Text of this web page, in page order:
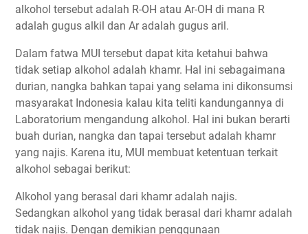
alkohol tersebut adalah R-OH atau Ar-OH di mana R
adalah gugus alkil dan Ar adalah gugus aril.
Dalam fatwa MUI tersebut dapat kita ketahui bahwa
tidak setiap alkohol adalah khamr. Hal ini sebagaimana
durian, nangka bahkan tapai yang selama ini dikonsumsi
masyarakat Indonesia kalau kita teliti kandungannya di
Laboratorium mengandung alkohol. Hal ini bukan berarti
buah durian, nangka dan tapai tersebut adalah khamr
yang najis. Karena itu, MUI membuat ketentuan terkait
alkohol sebagai berikut:
Alkohol yang berasal dari khamr adalah najis.
Sedangkan alkohol yang tidak berasal dari khamr adalah
tidak najis. Dengan demikian penggunaan